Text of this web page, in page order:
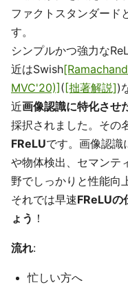
ファクトスタンダード
す。
シンプルかつ強力な
近はSwish
MVC'20)] ( [拙著解説])
近画像認識に特化させ
採択されました。そ
FReLUです。画像認識
や物体検出、セマンテ
野でしっかりと性能向
それでは早速FReLUの
ょう ！
流れ:
忙しい方へ